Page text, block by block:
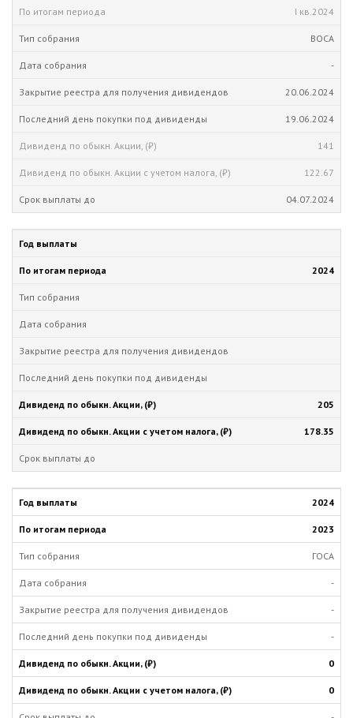
I кв. 2024
ВОСА
-
20.06.2024
19.06.2024
141
122.67
04.07.2024
2024
205
178.35
2024
2023
ГОСА
-
-
-
0
0